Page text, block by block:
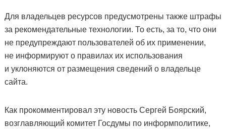
Для владельцев ресурсов предусмотрены также штрафы
за рекомендательные технологии. То есть, за то, что они
не предупреждают пользователей об их применении,
не информируют о правилах их использования
и уклоняются от размещения сведений о владельце
сайта.
Как прокомментировал эту новость Сергей Боярский,
возглавляющий комитет Госдумы по информполитике,